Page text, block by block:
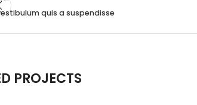
quis a suspendisse
PROJECTS